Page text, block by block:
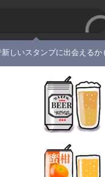
しいスタンプに出会えるか